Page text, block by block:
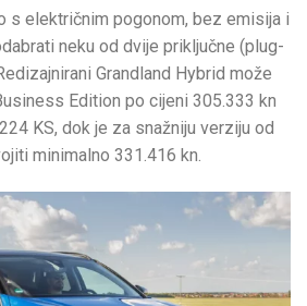
s električnim pogonom, bez emisija i
neku od dvije priključne (plug-
Grandland Hybrid može
Edition po cijeni 305.333 kn
KS, dok je za snažniju verziju od
minimalno 331.416 kn.